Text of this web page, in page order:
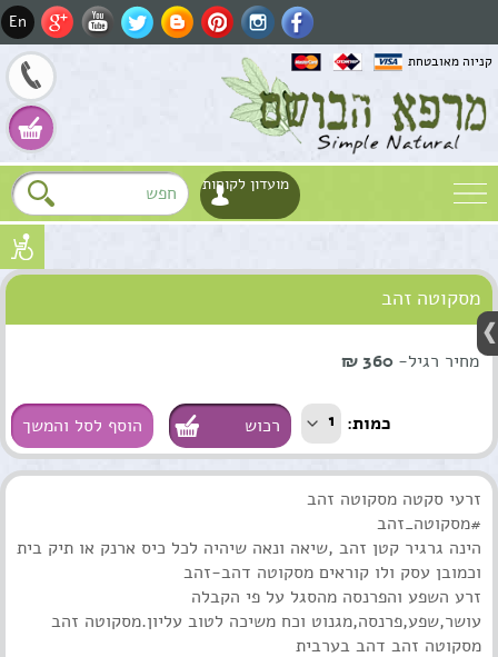
En
קניוה מאובטחת
מועדון לקוחות
מסקוטה זהב
מחיר רגיל- 360 ₪
כמות: 1 הוסף לסל והמשך
זרעי סקטה מסקוטה זהב
#מסקוטה_זהב
הינה גרגיר קטן זהב ,שיאה ונאה שיהיה לכל כיס ארנק או תיק בית
וכמובן עסק ולו קוראים מסקוטה דהב-זהב
‎זרע השפע והפרנסה מהסגל על פי הקבלה
עושר,שפע,פרנסה,מגנוט וכח משיכה לטוב עליון.מסקוטה זהב